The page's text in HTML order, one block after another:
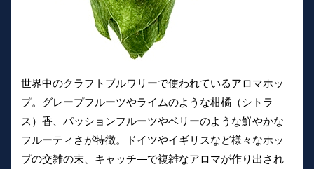
世界中のクラフトブルワリーで使われているアロマホッ
プ。グレープフルーツやライムのような柑橘（シトラ
ス）香、パッションフルーツやベリーのような鮮やかな
フルーティさが特徴。ドイツやイギリスなど様々なホッ
プの交雑の末、キャッチ―で複雑なアロマが作り出され